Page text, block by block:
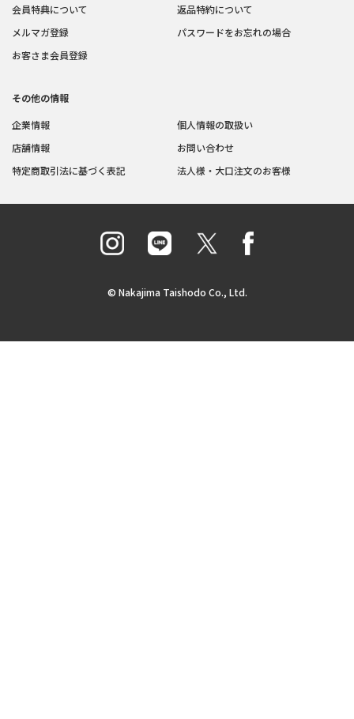
会員特典について
メルマガ登録
お客さま会員登録
返品特約について
パスワードをお忘れの場合
その他の情報
企業情報
店舗情報
特定商取引法に基づく表記
個人情報の取扱い
お問い合わせ
法人様・大口注文のお客様
© Nakajima Taishodo Co., Ltd.